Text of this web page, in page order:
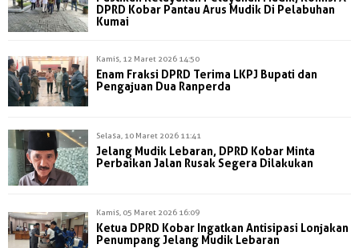
DPRD Kobar Pantau Arus Mudik Di Pelabuhan
Kumai
Kamis, 12 Maret 2026 14:50
Enam Fraksi DPRD Terima LKPJ Bupati dan
Pengajuan Dua Ranperda
Selasa, 10 Maret 2026 11:41
Jelang Mudik Lebaran, DPRD Kobar Minta
Perbaikan Jalan Rusak Segera Dilakukan
Kamis, 05 Maret 2026 16:09
Ketua DPRD Kobar Ingatkan Antisipasi Lonjakan
Penumpang Jelang Mudik Lebaran